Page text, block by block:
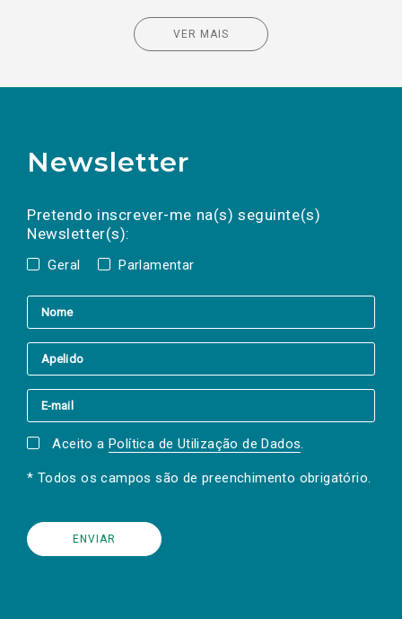
VER MAIS
Newsletter
Pretendo inscrever-me na(s) seguinte(s)
Newsletter(s):
Geral Parlamentar
a(s) newsletter(s).
mail
Aceito a Política de Utilização de Dados.
* Todos os campos são de preenchimento obrigatório.